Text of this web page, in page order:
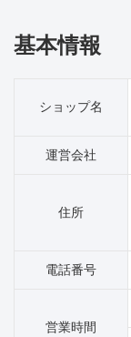
基本情報
ショップ名
運営会社
住所
電話番号
営業時間